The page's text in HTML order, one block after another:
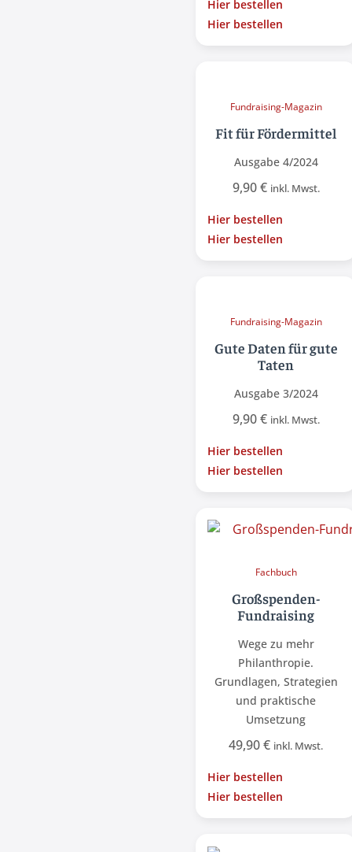
Hier bestellen
Hier bestellen
Fundraising-Magazin
Fit für Fördermittel
Ausgabe 4/2024
9,90€ inkl. Mwst.
Hier bestellen
Hier bestellen
Fundraising-Magazin
Gute Daten für gute
Taten
Ausgabe 3/2024
9,90€ inkl. Mwst.
Hier bestellen
Hier bestellen
Fachbuch
Großspenden-
Fundraising
Wege zu mehr
Philanthropie.
Grundlagen, Strategien
und praktische
Umsetzung
49,90€ inkl. Mwst.
Hier bestellen
Hier bestellen